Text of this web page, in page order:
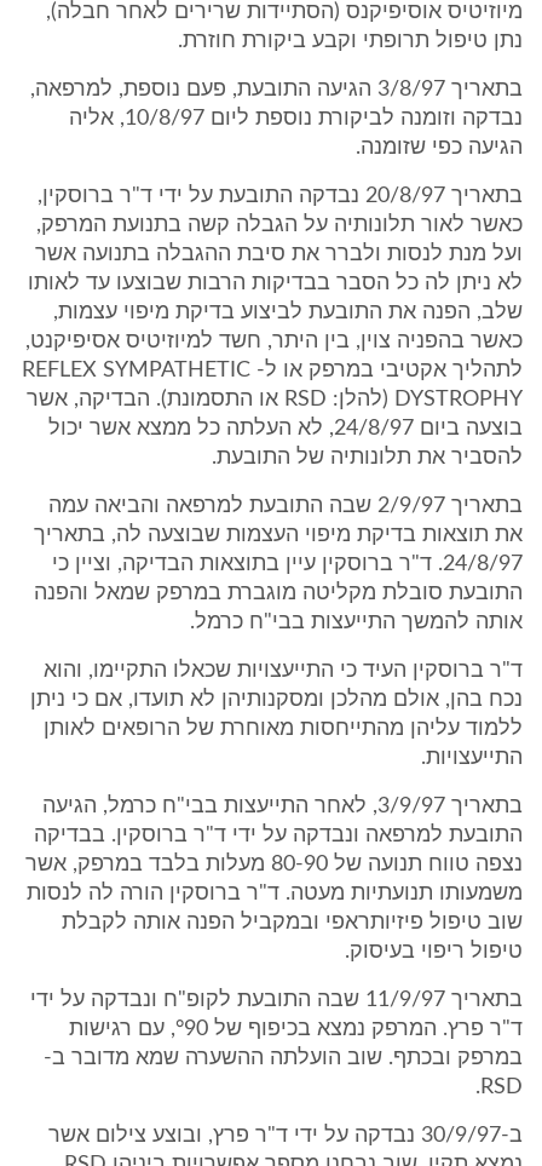
מיוזיטיס אוסיפיקנס (הסתיידות שרירים לאחר חבלה),
נתן טיפול תרופתי וקבע ביקורת חוזרת.
בתאריך 3/8/97 הגיעה התובעת, פעם נוספת, למרפאה,
נבדקה וזומנה לביקורת נוספת ליום 10/8/97, אליה
הגיעה כפי שזומנה.
בתאריך 20/8/97 נבדקה התובעת על ידי ד"ר ברוסקין,
כאשר לאור תלונותיה על הגבלה קשה בתנועת המרפק,
ועל מנת לנסות ולברר את סיבת ההגבלה בתנועה אשר
לא ניתן לה כל הסבר בבדיקות הרבות שבוצעו עד לאותו
שלב, הפנה את התובעת לביצוע בדיקת מיפוי עצמות,
כאשר בהפניה צוין, בין היתר, חשד למיוזיטיס אסיפיקנט,
לתהליך אקטיבי במרפק או ל- REFLEX SYMPATHETIC
DYSTROPHY (להלן: RSD או התסמונת). הבדיקה, אשר
בוצעה ביום 24/8/97, לא העלתה כל ממצא אשר יכול
להסביר את תלונותיה של התובעת.
בתאריך 2/9/97 שבה התובעת למרפאה והביאה עמה
את תוצאות בדיקת מיפוי העצמות שבוצעה לה, בתאריך
24/8/97. ד"ר ברוסקין עיין בתוצאות הבדיקה, וציין כי
התובעת סובלת מקליטה מוגברת במרפק שמאל והפנה
אותה להמשך התייעצות בבי"ח כרמל.
ד"ר ברוסקין העיד כי התייעצויות שכאלו התקיימו, והוא
נכח בהן, אולם מהלכן ומסקנותיהן לא תועדו, אם כי ניתן
ללמוד עליהן מהתייחסות מאוחרת של הרופאים לאותן
התייעצויות.
בתאריך 3/9/97, לאחר התייעצות בבי"ח כרמל, הגיעה
התובעת למרפאה ונבדקה על ידי ד"ר ברוסקין. בבדיקה
נצפה טווח תנועה של 80-90 מעלות בלבד במרפק, אשר
משמעותו תנועתיות מעטה. ד"ר ברוסקין הורה לה לנסות
שוב טיפול פיזיותראפי ובמקביל הפנה אותה לקבלת
טיפול ריפוי בעיסוק.
בתאריך 11/9/97 שבה התובעת לקופ"ח ונבדקה על ידי
ד"ר פרץ. המרפק נמצא בכיפוף של °90, עם רגישות
במרפק ובכתף. שוב הועלתה ההשערה שמא מדובר ב-
RSD.
ב-30/9/97 נבדקה על ידי ד"ר פרץ, ובוצע צילום אשר